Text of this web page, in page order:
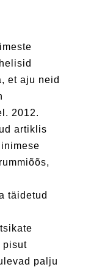
et aju neid
2012.
artiklis
täidetud
pisut
palju